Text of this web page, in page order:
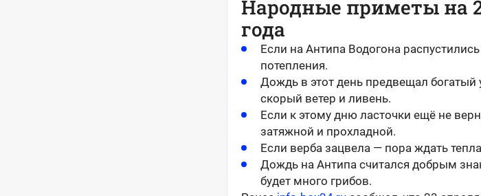
Народные приметы на
года
Если на Антипа Водогона
потепления.
Дождь в этот день предвещал богатый
скорый ветер и ливень.
Если к этому дню ласточки ещё не
затяжной и прохладной.
Если верба зацвела — пора ждать
Дождь на Антипа считался добрым
будет много грибов.